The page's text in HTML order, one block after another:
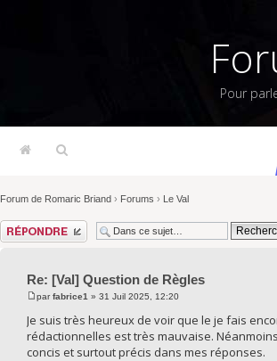
Pour
Forum de Romaric Briand › Forums › Le Val
Répondre
Re: [Val] Question de Règles
parfabrice1 » 31 Juil 2025, 12:20
Je suis très heureux de voir que le je fais
rédactionnelles est très mauvaise.
concis et surtout précis dans mes réponses.